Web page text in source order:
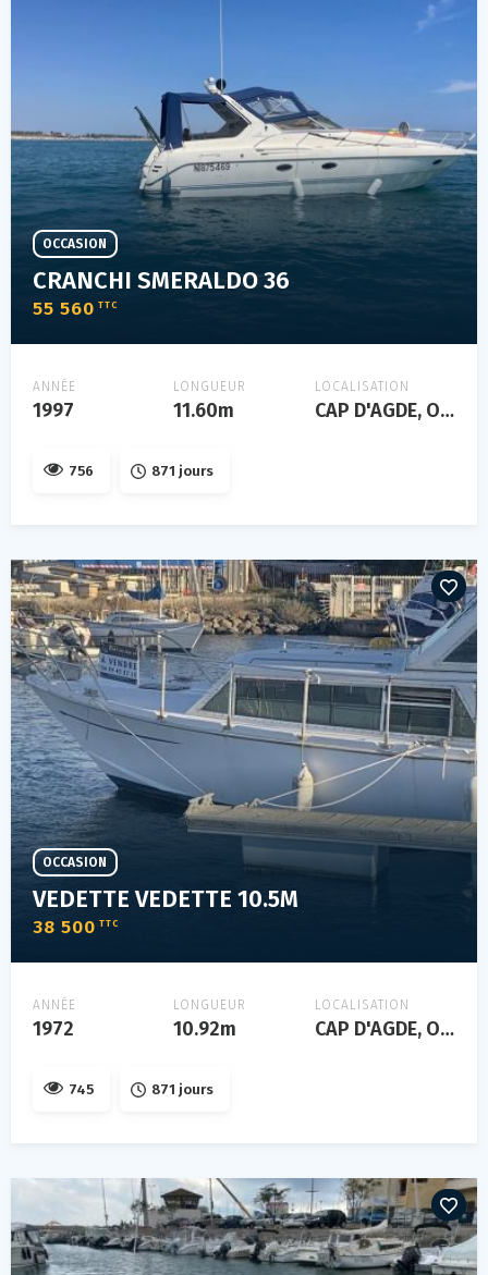
CRANCHI SMERALDO 36
55 560 TTC
OCCASION
ANNÉE
1997
LONGUEUR
11.60m
LOCALISATION
CAP D'AGDE, Occitanie, FRANCE
756 871 jours
VEDETTE VEDETTE 10.5M
38 500 TTC
OCCASION
ANNÉE
1972
LONGUEUR
10.92m
LOCALISATION
CAP D'AGDE, Occitanie, FRANCE
745 871 jours